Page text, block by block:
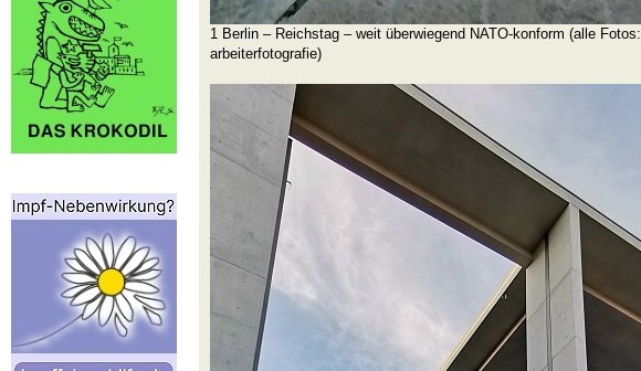
1 Berlin – Reichstag – weit überwiegend NATO-konform (alle Fotos:
arbeiterfotografie)